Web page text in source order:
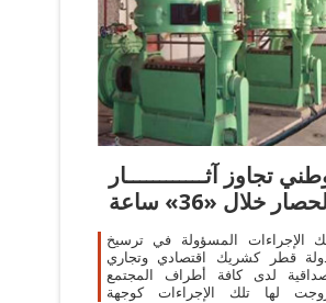
تجاوز آثــــــــــــار
خلال «36» ساعة
الإجراءات المسؤولة في ترسيخ
قطر كشريك اقتصادي وتجاري
لدى كافة أطراف المجتمع
لها تلك الإجراءات كوجهة